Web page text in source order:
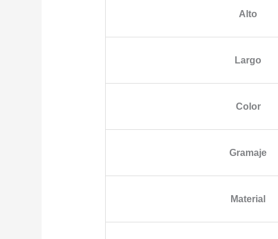
Alto
Largo
Color
Gramaje
Material